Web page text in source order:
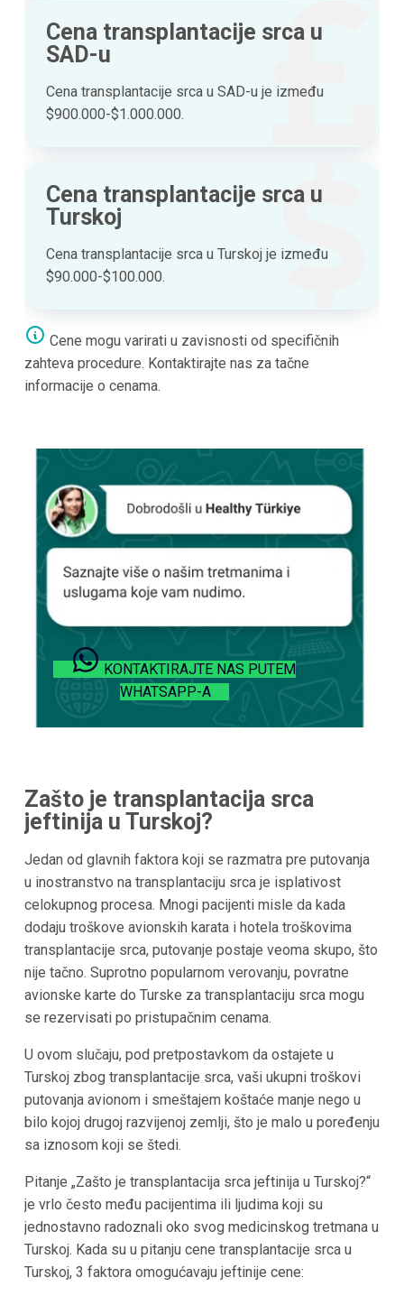
Cena transplantacije srca u
SAD-u
Cena transplantacije srca u SAD-u je između
$900.000-$1.000.000.
Cena transplantacije srca u
Turskoj
Cena transplantacije srca u Turskoj je između
$90.000-$100.000.
Cene mogu varirati u zavisnosti od specifičnih
zahteva procedure. Kontaktirajte nas za tačne
informacije o cenama.
KONTAKTIRAJTE NAS PUTEM
WHATSAPP-A
Zašto je transplantacija srca
jeftinija u Turskoj?
Jedan od glavnih faktora koji se razmatra pre putovanja
u inostranstvo na transplantaciju srca je isplativost
celokupnog procesa. Mnogi pacijenti misle da kada
dodaju troškove avionskih karata i hotela troškovima
transplantacije srca, putovanje postaje veoma skupo, što
nije tačno. Suprotno popularnom verovanju, povratne
avionske karte do Turske za transplantaciju srca mogu
se rezervisati po pristupačnim cenama.
U ovom slučaju, pod pretpostavkom da ostajete u
Turskoj zbog transplantacije srca, vaši ukupni troškovi
putovanja avionom i smeštajem koštaće manje nego u
bilo kojoj drugoj razvijenoj zemlji, što je malo u poređenju
sa iznosom koji se štedi.
Pitanje „Zašto je transplantacija srca jeftinija u Turskoj?“
je vrlo često među pacijentima ili ljudima koji su
jednostavno radoznali oko svog medicinskog tretmana u
Turskoj. Kada su u pitanju cene transplantacije srca u
Turskoj, 3 faktora omogućavaju jeftinije cene: